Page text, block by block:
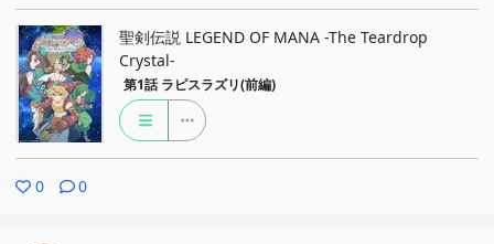
聖剣伝説 LEGEND OF MANA -The Teardrop
Crystal-
第1話 ラピスラズリ(前編)
0 0